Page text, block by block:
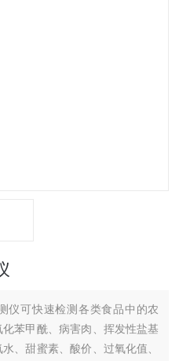
仪可快速检测各类食品中的农
苯甲酰、病害肉、挥发性盐基
、甜蜜素、酸价、过氧化值、